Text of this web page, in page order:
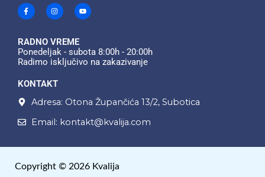
F
a
c
o
o
k
-
I
n
s
g
r
a
m
Y
o
u
RADNO VREME
Ponedeljak - subota 8:00h - 20:00h
Radimo isključivo na zakazivanje
KONTAKT
Adresa: Otona Župančića 13/2, Subotica
Email: kontakt@kvalija.com
Copyright © 2026 Kvalija